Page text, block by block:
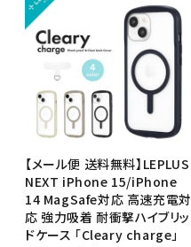
【メール便 送料無料】LEPLUS
NEXT iPhone 15/iPhone
14 MagSafe対応 高速充電対
応 強力吸着 耐衝撃ハイブリッ
ドケース 「Cleary charge」